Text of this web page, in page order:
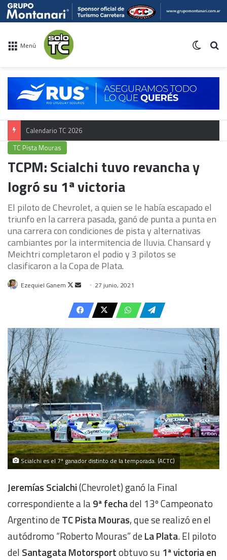
Menú
Calendario TC 2026
TC Pista Mouras
TCPM: Scialchi tuvo revancha y
logró su 1ª victoria
El piloto de Chevrolet, a quien se le había escapado el
triunfo en la carrera pasada, ganó de punta a punta en
una carrera con condiciones de pista y alternativas
cambiantes por la intermitencia de lluvia. Chansard y
Meichtri completaron el podio y 3 pilotos se
clasificaron a la Copa de Plata.
Ezequiel Ganem
Follow
X
Send
email
27 junio, 2021
Scialchi es el 7º ganador distinto de la temporada. (ACTC)
Jeremías Scialchi(Chevrolet) ganó la Final
correspondiente a la9ª fechadel 13º Campeonato
Argentino deTC Pista Mouras, que se realizó en el
autódromo “Roberto Mouras” deLa Plata. El piloto
del Santagata Motorsportobtuvo su 1ª victoria en